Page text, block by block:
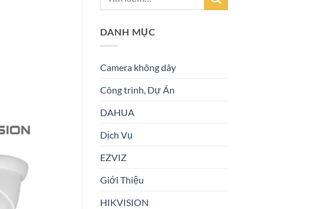
DANH MỤC
Camera không dây
Công trình, Dự Án
DAHUA
Dịch Vụ
EZVIZ
Giới Thiệu
HIKVISION